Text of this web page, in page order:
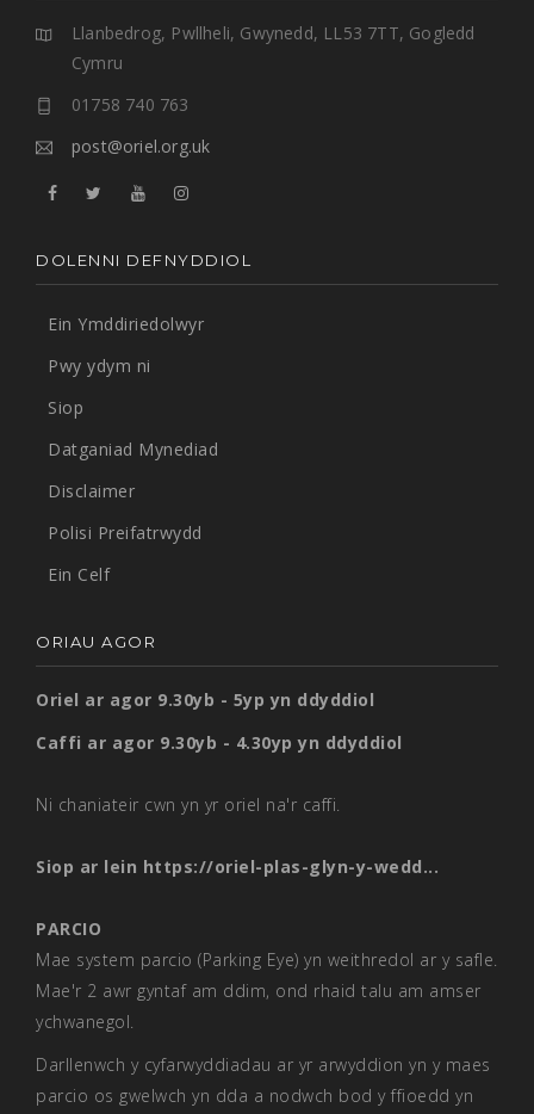
Llanbedrog, Pwllheli, Gwynedd, LL53 7TT, Gogledd
Cymru
01758 740 763
post@oriel.org.uk
DOLENNI DEFNYDDIOL
Ein Ymddiriedolwyr
Pwy ydym ni
Siop
Datganiad Mynediad
Disclaimer
Polisi Preifatrwydd
Ein Celf
ORIAU AGOR
Oriel ar agor 9.30yb - 5yp yn ddyddiol
Caffi ar agor 9.30yb - 4.30yp yn ddyddiol
Ni chaniateir cwn yn yr oriel na'r caffi.
Siop ar lein https://oriel-plas-glyn-y-wedd...
PARCIO
Mae system parcio (Parking Eye) yn weithredol ar y safle.
Mae'r 2 awr gyntaf am ddim, ond rhaid talu am amser
ychwanegol.
Darllenwch y cyfarwyddiadau ar yr arwyddion yn y maes
parcio os gwelwch yn dda a nodwch bod y ffioedd yn